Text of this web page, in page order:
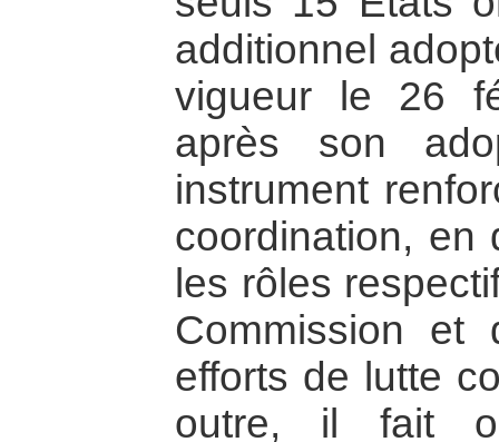
additionnel
vigueur le 26
après son
instrument
coordination, en
les rôles
Commission et
efforts de lutte
outre, il fait